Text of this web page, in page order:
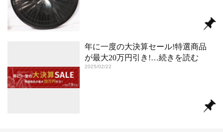
年に一度の大決算セール!特選商品
が最大20万円引き!…続きを読む
2025/02/22